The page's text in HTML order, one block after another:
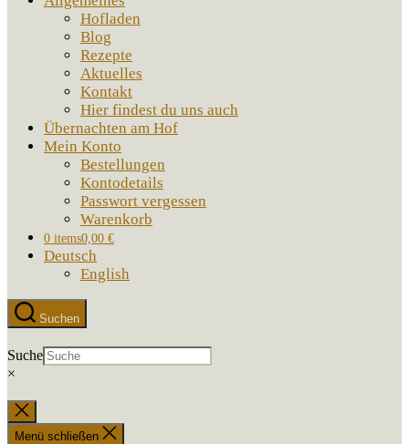
Hofladen
Blog
Rezepte
Aktuelles
Kontakt
Hier findest du uns auch
Übernachten am Hof
Mein Konto
Bestellungen
Kontodetails
Passwort vergessen
Warenkorb
0 items0,00 €
Deutsch
English
Suchen
Suche
×
Suche
schließen
Menü schließen